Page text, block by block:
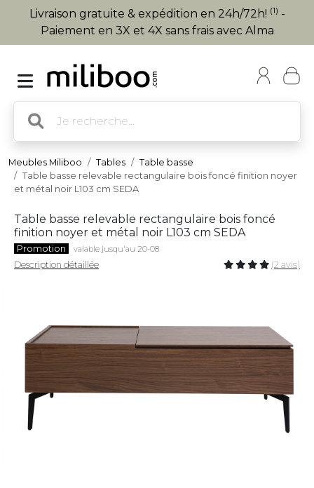
Livraison gratuite & expédition en 24h/72h! (1) -
Paiement en 3X et 4X sans frais avec Alma
Meubles Miliboo Tables
Table basse
Table basse relevable rectangulaire bois foncé finition noyer
et métal noir L103 cm SEDA
Table basse relevable rectangulaire bois foncé
finition noyer et métal noir L103 cm SEDA
Promotion valable jusqu'au 20-08
Description détaillée (2 avis)